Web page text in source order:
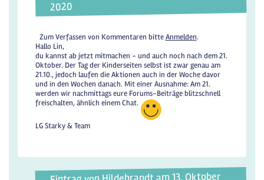
2020
Zum Verfassen von Kommentaren bitteAnmelden.
Hallo Lin,
du kannst ab jetzt mitmachen - und auch noch nach dem 21.
Oktober. Der Tag der Kinderseiten selbst ist zwar genau am
21.10., jedoch laufen die Aktionen auch in der Woche davor
und in den Wochen danach. Mit einer Ausnahme: Am 21.
werden wir nachmittags eure Forums-Beiträge blitzschnell
freischalten, ähnlich einem Chat.
LG Starky & Team